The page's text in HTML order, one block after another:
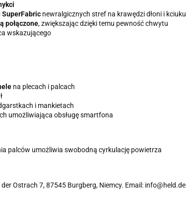
SuperFabric newralgicznych stref na krawędzi dłoni i kciuku
połączone, zwiększając dzięki temu pewność chwytu
wskazującego
na plecach i palcach
i mankietach
umożliwiająca obsługę smartfona
palców umożliwia swobodną cyrkulację powietrza
Ostrach 7, 87545 Burgberg, Niemcy. Email: info@held.de